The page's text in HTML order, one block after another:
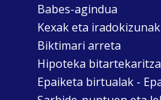
Babes-agindua
Kexak eta iradokizunak
Biktimari arreta
Hipoteka bitartekaritza
Epaiketa birtualak -